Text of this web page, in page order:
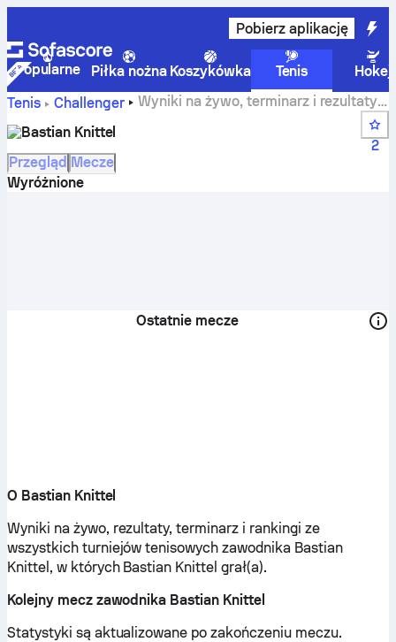
Pobierz aplikację
Popularne Piłka nożna Koszykówka Tenis
Hokej
Tenis
Challenger
Wyniki na żywo, terminarz i rezultaty
Bastian Knittel
2
Przegląd Mecze
Wyróżnione
Ostatnie mecze
O Bastian Knittel
Wyniki na żywo, rezultaty, terminarz i rankingi ze
wszystkich turniejów tenisowych zawodnika Bastian
Knittel, w których Bastian Knittel grał(a).
Kolejny mecz zawodnika Bastian Knittel
Statystyki są aktualizowane po zakończeniu meczu.